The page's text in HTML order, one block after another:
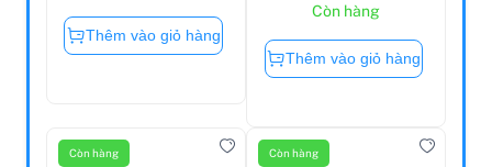
Thêm vào giỏ hàng
Còn hàng
Thêm vào giỏ hàng
Còn hàng Còn hàng